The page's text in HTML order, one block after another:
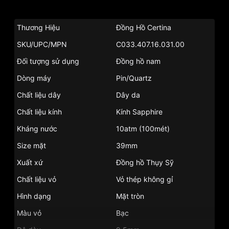
Thương Hiệu
Đồng Hồ Certina
SKU/UPC/MPN
C033.407.16.031.00
Đối tượng sử dụng
Đồng hồ nam
Dòng máy
Pin/Quartz
Chất liệu dây
Dây da
Chất liệu kính
Kính Sapphire
Kháng nước
10atm (100mét)
Size mặt
39mm
Xuất xứ
Đồng hồ Thụy Sỹ
Chất liệu vỏ
Vỏ thép không gỉ
Hình dạng
Mặt tròn
Màu vỏ
Bạc